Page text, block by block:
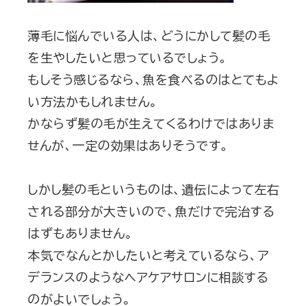
薄毛に悩んでいる人は、どうにかして髪の毛
を生やしたいと思っているでしょう。
もしそう感じるなら、魚を食べるのはとてもよ
い方法かもしれません。
かならず髪の毛が生えてくるわけではありま
せんが、一定の効果はありそうです。
しかし髪の毛というものは、遺伝によって左右
される部分が大きいので、魚だけで完治する
はずもありません。
本気でなんとかしたいと考えているなら、ア
デランスのようなヘアケアサロンに相談する
のがよいでしょう。